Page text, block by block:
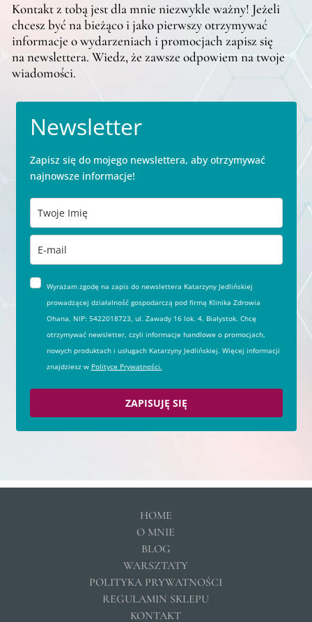
Kontakt z tobą jest dla mnie niezwykle ważny! Jeżeli
chcesz być na bieżąco i jako pierwszy otrzymywać
informacje o wydarzeniach i promocjach zapisz się
na newslettera. Wiedz, że zawsze odpowiem na twoje
wiadomości.
Newsletter
Zapisz się do mojego newslettera, aby otrzymywać
najnowsze informacje!
Wyrażam zgodę na zapis do newslettera Katarzyny Jedlińskiej
prowadzącej działalność gospodarczą pod firmą Klinika Zdrowia
Ohana, NIP: 5422018723, ul. Zawady 16 lok. 4, Białystok. Chcę
otrzymywać newsletter, czyli informacje handlowe o promocjach,
nowych produktach i usługach Katarzyny Jedlińskiej. Więcej informacji
znajdziesz w Polityce Prywatności.
ZAPISUJĘ SIĘ
HOME
O MNIE
BLOG
WARSZTATY
POLITYKA PRYWATNOŚCI
REGULAMIN SKLEPU
KONTAKT